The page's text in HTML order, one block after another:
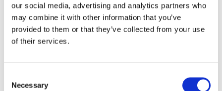
our social media, advertising and analytics partners who
may combine it with other information that you’ve
provided to them or that they’ve collected from your use
of their services.
Selection
Necessary
Sirius tar leverans av